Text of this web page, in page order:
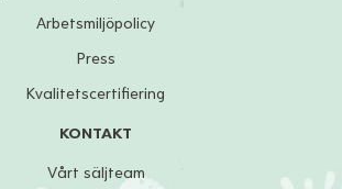
Arbetsmiljöpolicy
Press
Kvalitetscertifiering
KONTAKT
Vårt säljteam